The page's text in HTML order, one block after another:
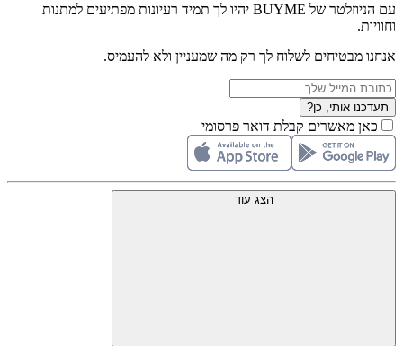
עם הניוזלטר של BUYME יהיו לך תמיד רעיונות מפתיעים למתנות
וחוויות.
אנחנו מבטיחים לשלוח לך רק מה שמעניין ולא להעמיס.
תעדכנו אותי, כן?
כאן מאשרים קבלת דואר פרסומי
הצג עוד